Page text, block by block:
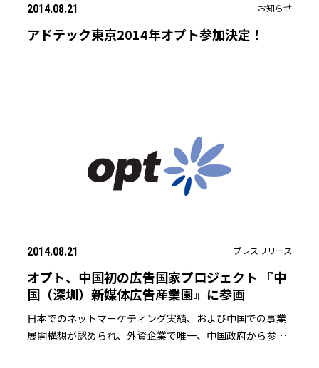
2014.08.21 お知らせ
アドテック東京2014年オプト参加決定！
2014.08.21 プレスリリース
オプト、中国初の広告国家プロジェクト 『中
国（深圳）新媒体広告産業園』に参画
日本でのネットマーケティング実績、および中国での事業
展開構想が認められ、外資企業で唯一、中国政府から参画